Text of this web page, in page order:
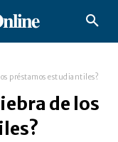
préstamos estudiantiles?
de los